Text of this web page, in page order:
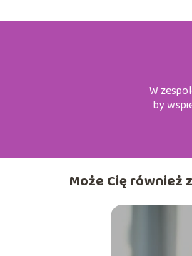
W
by
Może Cię również